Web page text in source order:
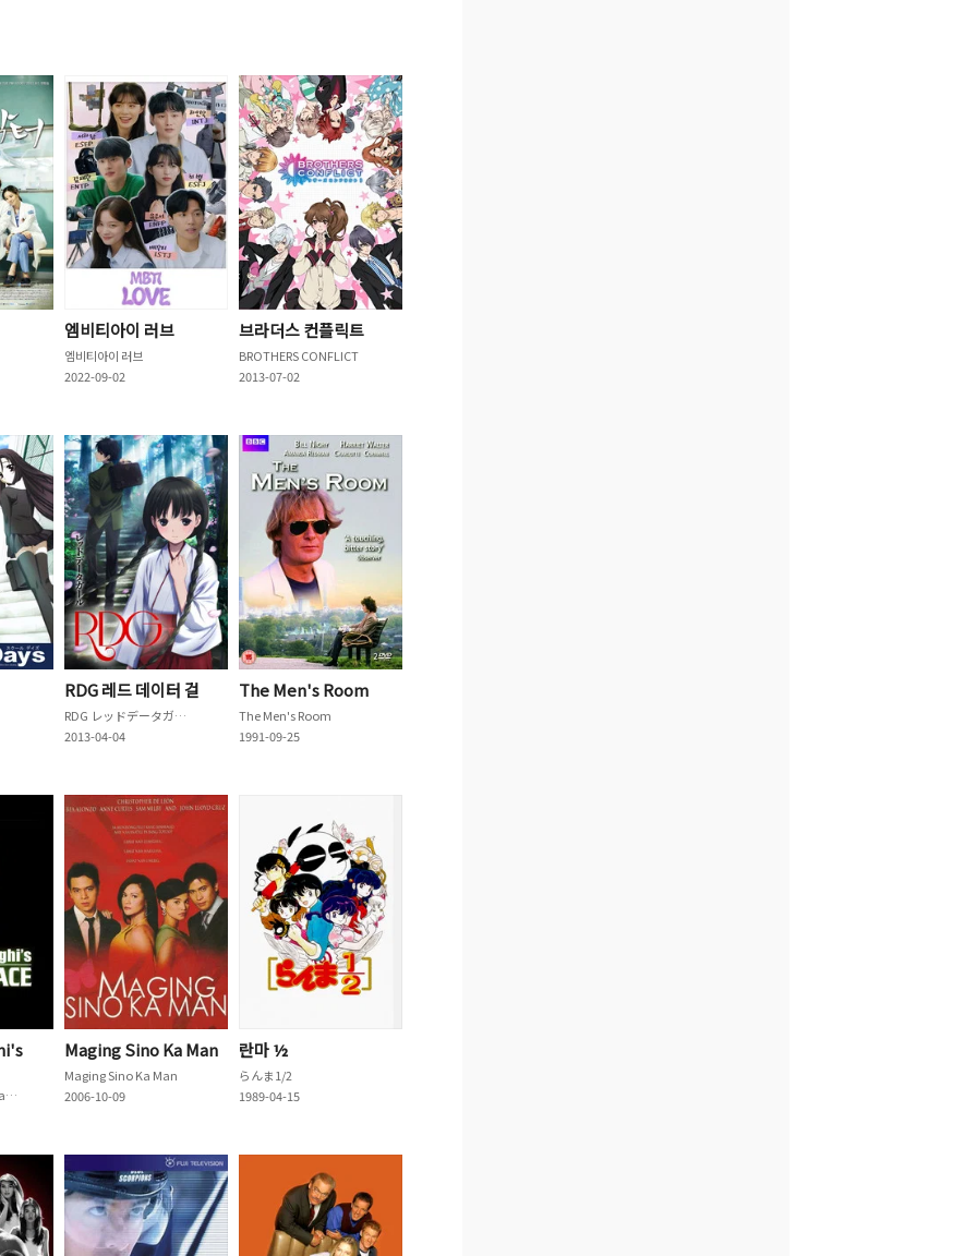
엠비티아이 러브
엠비티아이 러브
2022-09-02
브라더스 컨플릭트
BROTHERS CONFLICT
2013-07-02
RDG 레드 데이터 걸
RDG レッドデータガール
2013-04-04
The Men's Room
The Men's Room
1991-09-25
Garth Marenghi's Darkplace
Maging Sino Ka Man
Maging Sino Ka Man
2006-10-09
란마 ½
らんま1/2
1989-04-15